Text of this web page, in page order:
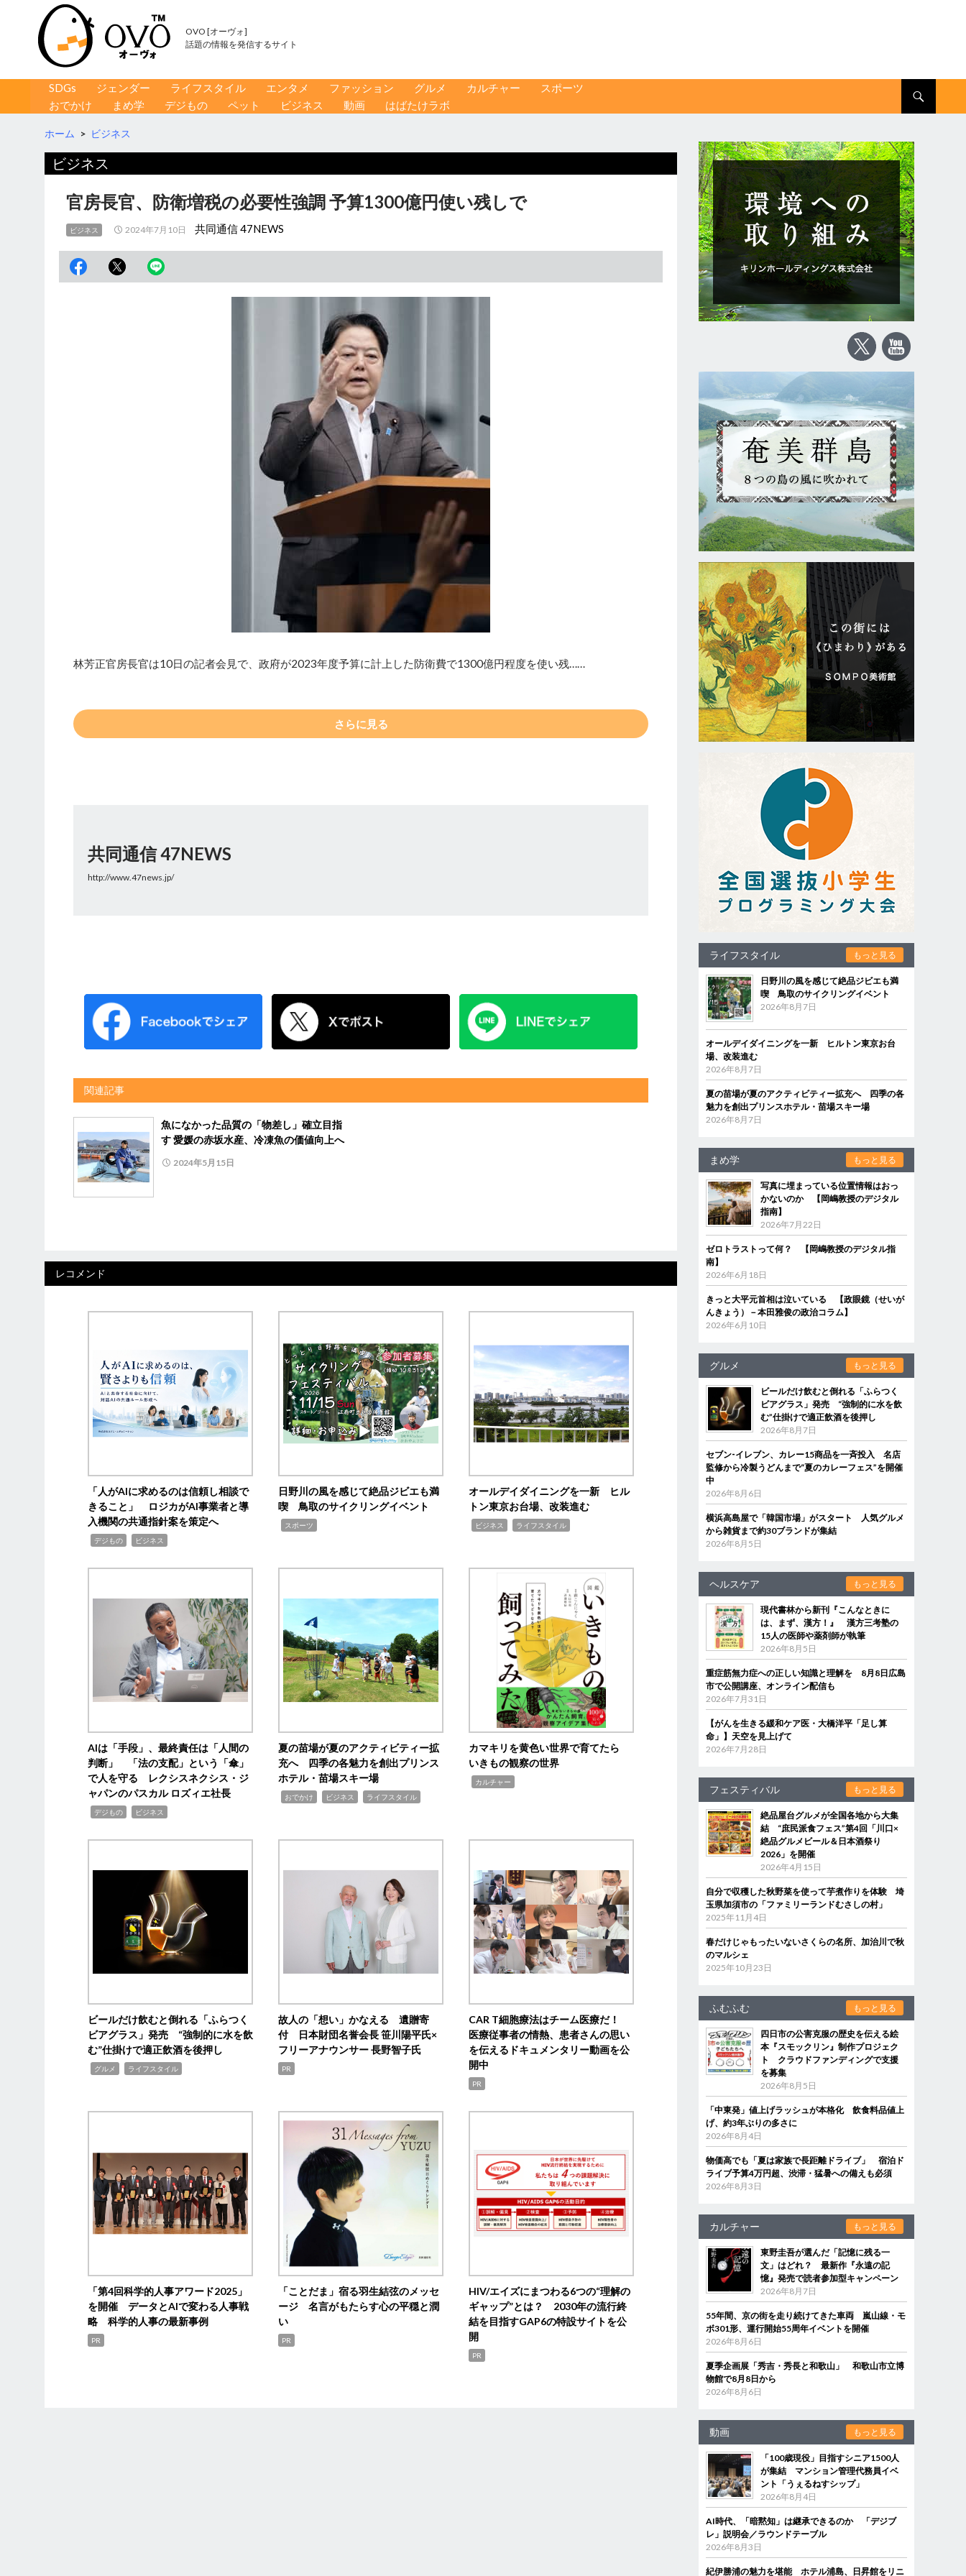
OVO [オーヴォ]
話題の情報を発信するサイト
コンテンツへ移動
SDGs ジェンダー ライフスタイル エンタメ ファッション グルメ カルチャー
スポーツ
おでかけ
まめ学 デジもの ペット ビジネス 動画 はばたけラボ
ホーム > ビジネス
ビジネス
官房長官、防衛増税の必要性強調 予算1300億円使い残しで
ビジネス 2024年7月10日 共同通信 47NEWS
林芳正官房長官は10日の記者会見で、政府が2023年度予算に計上した防衛費で1300億円程度を使い残……
さらに見る
共同通信 47NEWS
http://www.47news.jp/
関連記事
魚になかった品質の「物差し」確立目指
す 愛媛の赤坂水産、冷凍魚の価値向上へ
2024年5月15日
レコメンド
「人がAIに求めるのは信頼し相談で
きること」 ロジカがAI事業者と導
入機関の共通指針案を策定へ
デジもの ビジネス
日野川の風を感じて絶品ジビエも満
喫 鳥取のサイクリングイベント
スポーツ
オールデイダイニングを一新 ヒル
トン東京お台場、改装進む
ビジネス ライフスタイル
AIは「手段」、最終責任は「人間の
判断」 「法の支配」という「傘」
で人を守る レクシスネクシス・ジ
ャパンのパスカル ロズィエ社長
デジもの ビジネス
夏の苗場が夏のアクティビティー拡
充へ 四季の各魅力を創出プリンス
ホテル・苗場スキー場
おでかけ ビジネス ライフスタイル
カマキリを黄色い世界で育てたら
いきもの観察の世界
カルチャー
ビールだけ飲むと倒れる「ふらつく
ビアグラス」発売 “強制的に水を飲
む”仕掛けで適正飲酒を後押し
グルメ ライフスタイル
故人の「想い」かなえる 遺贈寄
付 日本財団名誉会長 笹川陽平氏×
フリーアナウンサー 長野智子氏
PR
CAR T細胞療法はチーム医療だ！
医療従事者の情熱、患者さんの思い
を伝えるドキュメンタリー動画を公
開中
PR
「第4回科学的人事アワード2025」
を開催 データとAIで変わる人事戦
略 科学的人事の最新事例
PR
「ことだま」宿る羽生結弦のメッセ
ージ 名言がもたらす心の平穏と潤
い
PR
HIV/エイズにまつわる6つの“理解の
ギャップ”とは？ 2030年の流行終
結を目指すGAP6の特設サイトを公
開
PR
ライフスタイル もっと見る
日野川の風を感じて絶品ジビエも満
喫 鳥取のサイクリングイベント
2026年8月7日
オールデイダイニングを一新 ヒルトン東京お台
場、改装進む
2026年8月7日
夏の苗場が夏のアクティビティー拡充へ 四季の各
魅力を創出プリンスホテル・苗場スキー場
2026年8月7日
まめ学 もっと見る
写真に埋まっている位置情報はおっ
かないのか 【岡嶋教授のデジタル
指南】
2026年7月22日
ゼロトラストって何？ 【岡嶋教授のデジタル指
南】
2026年6月18日
きっと大平元首相は泣いている 【政眼鏡（せいが
んきょう）－本田雅俊の政治コラム】
2026年6月10日
グルメ もっと見る
ビールだけ飲むと倒れる「ふらつく
ビアグラス」発売 “強制的に水を飲
む”仕掛けで適正飲酒を後押し
2026年8月7日
セブン‐イレブン、カレー15商品を一斉投入 名店
監修から冷製うどんまで“夏のカレーフェス”を開催
中
2026年8月6日
横浜高島屋で「韓国市場」がスタート 人気グルメ
から雑貨まで約30ブランドが集結
2026年8月5日
ヘルスケア もっと見る
現代書林から新刊『こんなときに
は、まず、漢方！』 漢方三考塾の
15人の医師や薬剤師が執筆
2026年8月5日
重症筋無力症への正しい知識と理解を 8月8日広島
市で公開講座、オンライン配信も
2026年7月31日
【がんを生きる緩和ケア医・大橋洋平「足し算
命」】天空を見上げて
2026年7月28日
フェスティバル もっと見る
絶品屋台グルメが全国各地から大集
結 “庶民派食フェス”第4回「川口×
絶品グルメビール＆日本酒祭り
2026」を開催
2026年4月15日
自分で収穫した秋野菜を使って芋煮作りを体験 埼
玉県加須市の「ファミリーランドむさしの村」
2025年11月4日
春だけじゃもったいないさくらの名所、加治川で秋
のマルシェ
2025年10月23日
ふむふむ もっと見る
四日市の公害克服の歴史を伝える絵
本『スモックリン』制作プロジェク
ト クラウドファンディングで支援
を募集
2026年8月5日
「中東発」値上げラッシュが本格化 飲食料品値上
げ、約3年ぶりの多さに
2026年8月4日
物価高でも「夏は家族で長距離ドライブ」 宿泊ド
ライブ予算4万円超、渋滞・猛暑への備えも必須
2026年8月3日
カルチャー もっと見る
東野圭吾が選んだ「記憶に残る一
文」はどれ？ 最新作『永遠の記
憶』発売で読者参加型キャンペーン
2026年8月7日
55年間、京の街を走り続けてきた車両 嵐山線・モ
ボ301形、運行開始55周年イベントを開催
2026年8月6日
夏季企画展「秀吉・秀長と和歌山」 和歌山市立博
物館で8月8日から
2026年8月6日
動画 もっと見る
「100歳現役」目指すシニア1500人
が集結 マンション管理代務員イベ
ント「うぇるねすシップ」
2026年8月4日
AI時代、「暗黙知」は継承できるのか 「デジブ
レ」説明会／ラウンドテーブル
2026年8月3日
紀伊勝浦の魅力を堪能 ホテル浦島、日昇館をリニ